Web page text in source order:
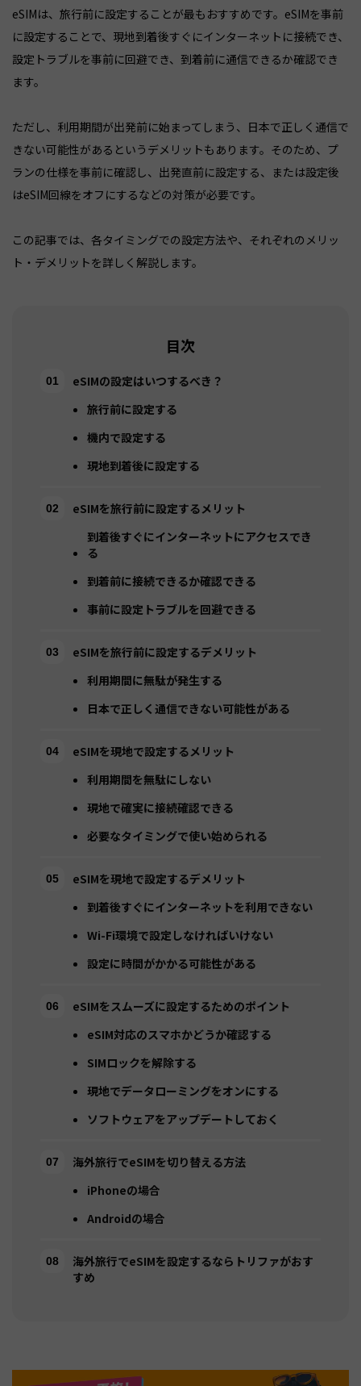
eSIMは、旅行前に設定することが最もおすすめです。eSIMを事前
に設定することで、現地到着後すぐにインターネットに接続でき、
設定トラブルを事前に回避でき、到着前に通信できるか確認でき
ます。
ただし、利用期間が出発前に始まってしまう、日本で正しく通信で
きない可能性があるというデメリットもあります。そのため、プ
ランの仕様を事前に確認し、出発直前に設定する、または設定後
はeSIM回線をオフにするなどの対策が必要です。
この記事では、各タイミングでの設定方法や、それぞれのメリッ
ト・デメリットを詳しく解説します。
目次
eSIMの設定はいつするべき？
旅行前に設定する
機内で設定する
現地到着後に設定する
eSIMを旅行前に設定するメリット
到着後すぐにインターネットにアクセスでき
る
到着前に接続できるか確認できる
事前に設定トラブルを回避できる
eSIMを旅行前に設定するデメリット
利用期間に無駄が発生する
日本で正しく通信できない可能性がある
eSIMを現地で設定するメリット
利用期間を無駄にしない
現地で確実に接続確認できる
必要なタイミングで使い始められる
eSIMを現地で設定するデメリット
到着後すぐにインターネットを利用できない
Wi-Fi環境で設定しなければいけない
設定に時間がかかる可能性がある
eSIMをスムーズに設定するためのポイント
eSIM対応のスマホかどうか確認する
SIMロックを解除する
現地でデータローミングをオンにする
ソフトウェアをアップデートしておく
海外旅行でeSIMを切り替える方法
iPhoneの場合
Androidの場合
海外旅行でeSIMを設定するならトリファがおす
すめ